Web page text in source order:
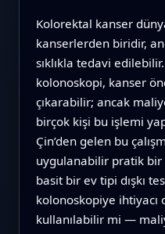
Kolorektal kanser
kanserlerden biridir,
sıklıkla tedavi
kolonoskopi, kanser
çıkarabilir; ancak
birçok kişi bu işlemi
Çin’den gelen bu
uygulanabilir pratik
basit bir ev tipi dışkı
kolonoskopiye
kullanılabilir mi —